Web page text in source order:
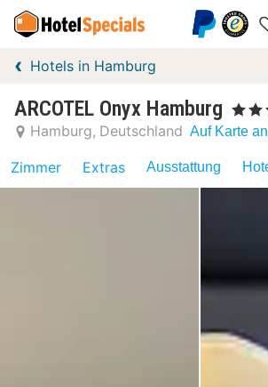
Hotels in Hamburg
ARCOTEL Onyx Hamburg , 4
Hamburg Deutschland Auf Karte
Zimmer Extras Ausstattung